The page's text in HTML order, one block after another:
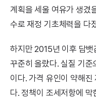
계획을 세울 여유가 생겼
수로 재정 기초체력을 다
하지만 2015년 이후 담
꾸준히 올랐다. 실질 기준
이다. 가격 유인이 약해
다. 정책이 조세저항에 막